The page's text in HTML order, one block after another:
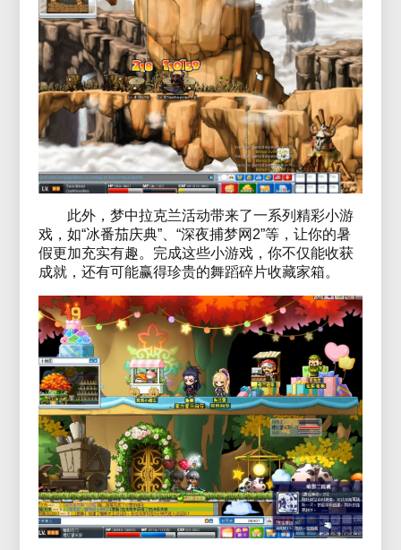
此外，梦中拉克兰活动带来了一系列精彩小游
戏，如“冰番茄庆典”、“深夜捕梦网2”等，让你的暑
假更加充实有趣。完成这些小游戏，你不仅能收获
成就，还有可能赢得珍贵的舞蹈碎片收藏家箱。